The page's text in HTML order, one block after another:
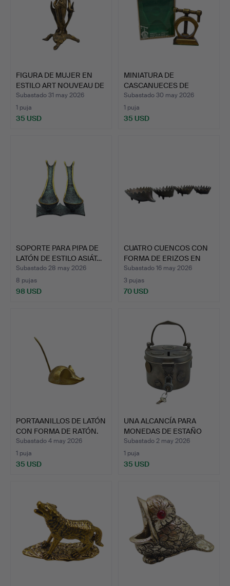
FIGURA DE MUJER EN
ESTILO ART NOUVEAU DE
Z…
Subastado 31 may 2026
1 puja
35 USD
MINIATURA DE
CASCANUECES DE
DISEÑADOR EN L…
Subastado 30 may 2026
1 puja
35 USD
SOPORTE PARA PIPA DE
LATÓN DE ESTILO ASIÁT…
Subastado 28 may 2026
8 pujas
98 USD
CUATRO CUENCOS CON
FORMA DE ERIZOS EN
DIFE…
Subastado 16 may 2026
3 pujas
70 USD
PORTAANILLOS DE LATÓN
CON FORMA DE RATÓN.
Subastado 4 may 2026
1 puja
35 USD
UNA ALCANCÍA PARA
MONEDAS DE ESTAÑO
(95%).
Subastado 2 may 2026
1 puja
35 USD